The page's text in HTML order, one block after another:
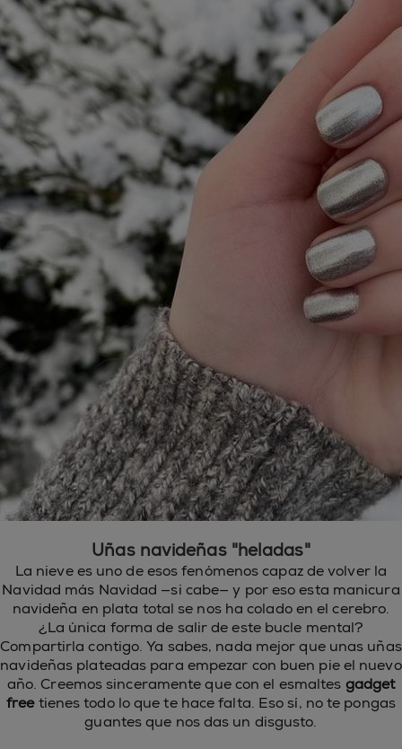
Uñas navideñas "heladas"
La nieve es uno de esos fenómenos capaz de volver la
Navidad más Navidad —si cabe— y por eso esta manicura
navideña en plata total se nos ha colado en el cerebro.
¿La única forma de salir de este bucle mental?
Compartirla contigo. Ya sabes, nada mejor que unas uñas
navideñas plateadas para empezar con buen pie el nuevo
año. Creemos sinceramente que con el esmaltes gadget
freetienes todo lo que te hace falta. Eso sí, no te pongas
guantes que nos das un disgusto.